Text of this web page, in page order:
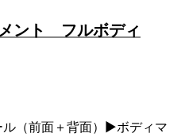
ント フルボディ
（前面＋背面）▶ボディマ